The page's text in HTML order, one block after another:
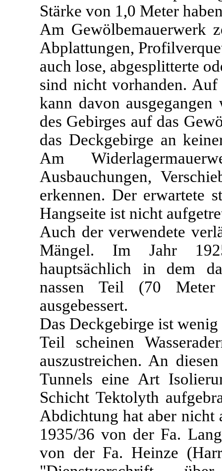
Stärke von 1,0 Meter
Am Gewölbemauerwerk
Abplattungen,
auch lose, abgesplitterte
sind nicht vorhanden.
kann davon ausgegangen
des Gebirges auf das
das Deckgebirge an
Am
Ausbauchungen,
erkennen. Der erwartete
Hangseite ist nicht
Auch der verwendete
Mängel. Im Jahr
hauptsächlich in dem
nassen Teil (70
ausgebessert.
Das Deckgebirge ist
Teil scheinen
auszustreichen. An
Tunnels eine Art
Schicht Tektolyth
Abdichtung hat aber nicht
1935/36 von der Fa.
von der Fa. Heinze